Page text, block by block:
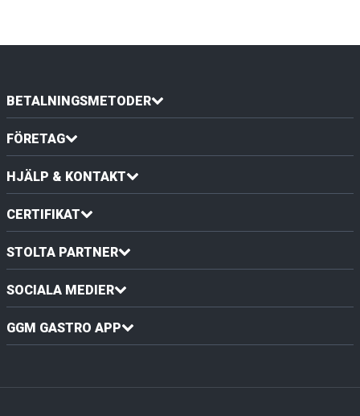
BETALNINGSMETODER
FÖRETAG
HJÄLP & KONTAKT
CERTIFIKAT
STOLTA PARTNER
SOCIALA MEDIER
GGM GASTRO APP